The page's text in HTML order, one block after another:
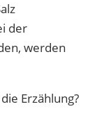
der
werden
Erzählung?